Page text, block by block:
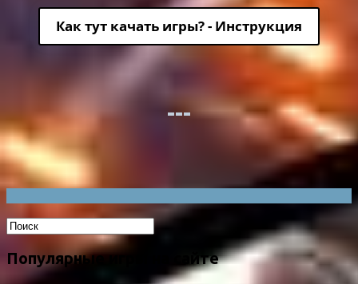
Как тут качать игры? - Инструкция
Популярные игры на сайте